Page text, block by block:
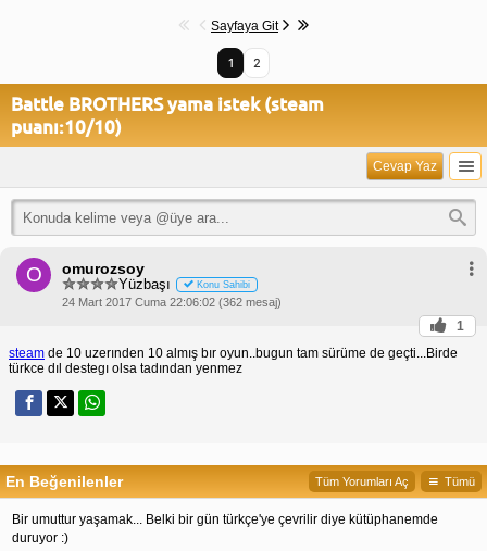
Sayfaya Git
1 2
Battle BROTHERS yama istek (steam
puanı:10/10)
Cevap Yaz
O omurozsoy
Yüzbaşı Konu Sahibi
24 Mart 2017 Cuma 22:06:02 (362 mesaj)
1
steam de 10 uzerınden 10 almış bır oyun..bugun tam sürüme de geçti...Birde
türkce dıl destegı olsa tadından yenmez
En Beğenilenler Tümü
Tüm Yorumları Aç
Bir umuttur yaşamak... Belki bir gün türkçe'ye çevrilir diye kütüphanemde
duruyor :)